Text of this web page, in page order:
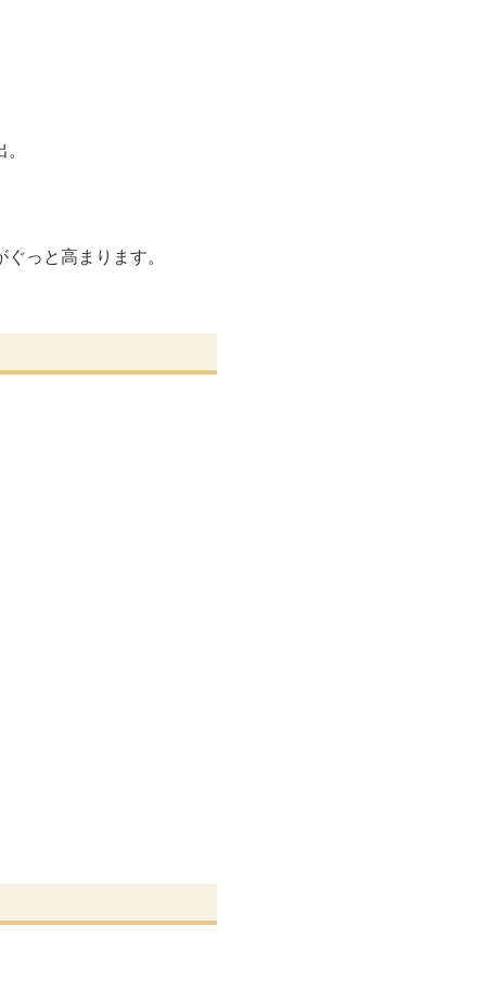
っと高まります。